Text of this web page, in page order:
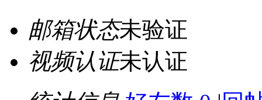
邮箱状态未验证
视频认证未认证